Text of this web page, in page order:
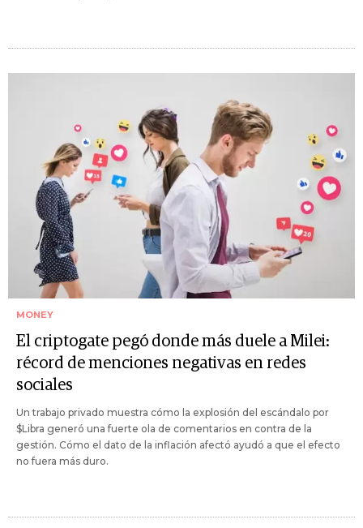
MONEY
El criptogate pegó donde más duele a Milei:
récord de menciones negativas en redes
sociales
Un trabajo privado muestra cómo la explosión del escándalo por
$Libra generó una fuerte ola de comentarios en contra de la
gestión. Cómo el dato de la inflación afectó ayudó a que el efecto
no fuera más duro.